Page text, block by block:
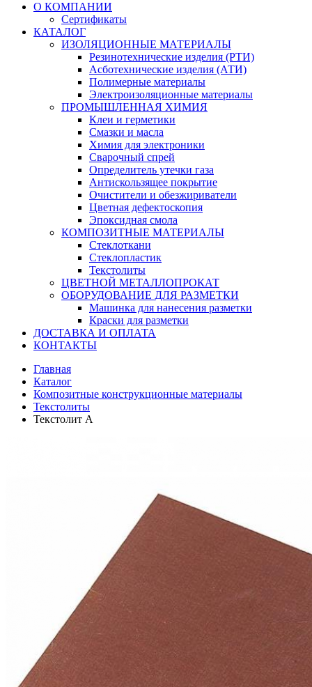
О КОМПАНИИ
Сертификаты
КАТАЛОГ
ИЗОЛЯЦИОННЫЕ МАТЕРИАЛЫ
Резинотехнические изделия (РТИ)
Асботехнические изделия (АТИ)
Полимерные материалы
Электроизоляционные материалы
ПРОМЫШЛЕННАЯ ХИМИЯ
Клеи и герметики
Смазки и масла
Химия для электроники
Сварочный спрей
Определитель утечки газа
Антискользящее покрытие
Очистители и обезжириватели
Цветная дефектоскопия
Эпоксидная смола
КОМПОЗИТНЫЕ МАТЕРИАЛЫ
Стеклоткани
Стеклопластик
Текстолиты
ЦВЕТНОЙ МЕТАЛЛОПРОКАТ
ОБОРУДОВАНИЕ ДЛЯ РАЗМЕТКИ
Машинка для нанесения разметки
Краски для разметки
ДОСТАВКА И ОПЛАТА
КОНТАКТЫ
Главная
Каталог
Композитные конструкционные материалы
Текстолиты
Текстолит А